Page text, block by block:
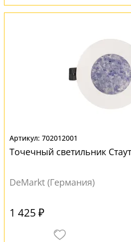
702012001
Точечный светильник
DeMarkt (Германия)
1 425 ₽